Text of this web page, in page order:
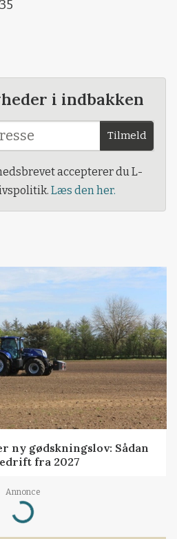
i indbakken
Tilmeld
accepterer du L-
Læs den her.
ny gødskningslov: Sådan
fra 2027
Annonce
Loading...